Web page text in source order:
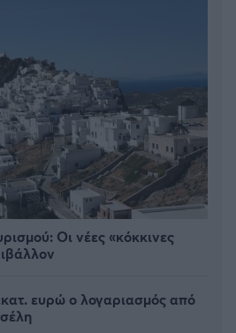
Οι νέες «κόκκινες
ευρώ ο λογαριασμός από